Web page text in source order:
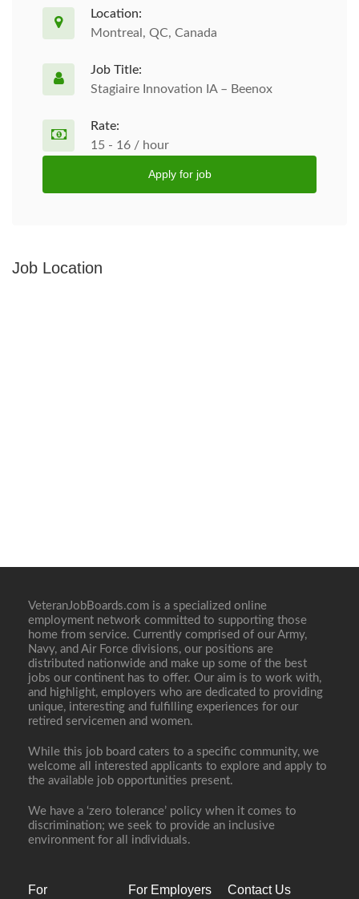
Location:
Montreal, QC, Canada
Job Title:
Stagiaire Innovation IA – Beenox
Rate:
15 - 16 / hour
Apply for job
Job Location
VeteranJobBoards.com is a specialized online
employment network committed to supporting those
home from service. Currently comprised of our Army,
Navy, and Air Force divisions, our positions are
distributed nationwide and make up some of the best
jobs our continent has to offer. Our aim is to work with,
and highlight, employers who are dedicated to providing
unique, interesting and fulfilling experiences for our
retired servicemen and women.
While this job board caters to a specific community, we
welcome all interested applicants to explore and apply to
the available job opportunities present.
We have a ‘zero tolerance’ policy when it comes to
discrimination; we seek to provide an inclusive
environment for all individuals.
For For Employers Contact Us